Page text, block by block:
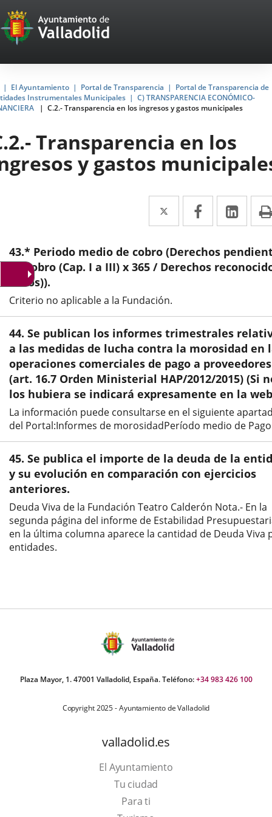
Portal
Web
del
Ayuntamiento
de
Valladolid
El Ayuntamiento Portal de Transparencia
Portal de Transparencia de
Instrumentales Municipales
C) TRANSPARENCIA ECONÓMICO-
C.2.- Transparencia en los ingresos y gastos municipales
Transparencia en los
y gastos
Twitter
Enlace
a
una
aplicación
Facebook
Enlace
a
una
aplicación
a
una
43.* Periodo medio de cobro (Derechos
de cobro (Cap. I a III) x 365 / Derechos
netos)).
Criterio no aplicable a la Fundación.
44. Se publican los informes trimestrales
a las medidas de lucha contra la morosidad en
operaciones comerciales de pago a proveedores
(art. 16.7 Orden Ministerial HAP/2012/2015) (Si
los hubiera se indicará expresamente en la
La información puede consultarse en el siguiente
del Portal:Informes de morosidadPeríodo medio de Pago
45. Se publica el importe de la deuda de la
y su evolución en comparación con ejercicios
anteriores.
Deuda Viva de la Fundación Teatro Calderón Nota.- En la
segunda página del informe de Estabilidad
en la última columna aparece la cantidad de Deuda Viva
entidades.
Plaza Mayor, 1. 47001 Valladolid, España. Teléfono:+34 983 426 100
Copyright 2025 - Ayuntamiento de Valladolid
valladolid.es
El Ayuntamiento
Tu ciudad
Para ti